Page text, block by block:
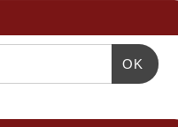
OK